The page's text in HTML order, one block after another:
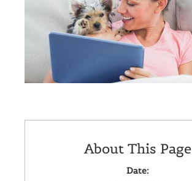
About This Page
Date: